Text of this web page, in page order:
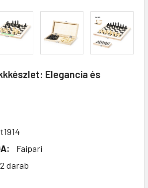
Elegancia és
Faipari
darab